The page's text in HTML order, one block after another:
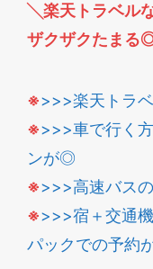
╲楽天トラベル
ザクザクたま
※>>>楽天トラ
※>>>車で行く
ンが◎
※>>>高速バス
※>>>宿＋交通
パックでの予約